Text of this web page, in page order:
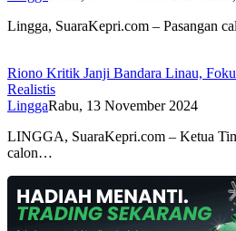
Lingga, SuaraKepri.com – Pasangan
Riono Kritik Janji Bandara Linau,
Realistis
LinggaRabu, 13 November 2024
LINGGA, SuaraKepri.com – Ketua
calon…